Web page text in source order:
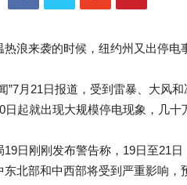
热浪来袭的时候，纽约州又出停
”7月21日报道，受到雷暴、大风
起就出现大规模停电现象，几十
19日刚刚发布警告称，19日至21
北部和中西部将受到严重影响，